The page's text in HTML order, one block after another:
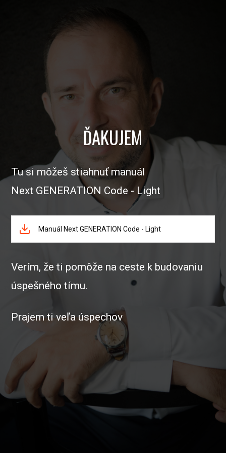
ĎAKUJEM
Tu si môžeš stiahnuť manuál
Next GENERATION Code - Light
Manuál Next GENERATION Code - Light
Verím, že ti pomôže na ceste k budovaniu
úspešného tímu.
Prajem ti veľa úspechov